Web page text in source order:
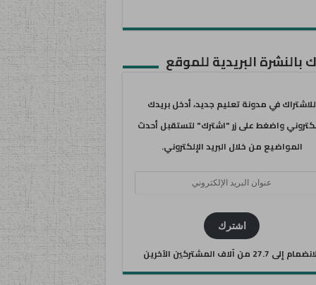
بالنشرة البريدية للموقع
للاشتراك في مدونة تعليم جديد، أدخل بريدك
واضغط على زر "اشترك" لتستقبل أحدث
المواضيع من خلال البريد الإلكتروني.
اشترك
إلى 27.7 من آلاف المشتركين الآخرين